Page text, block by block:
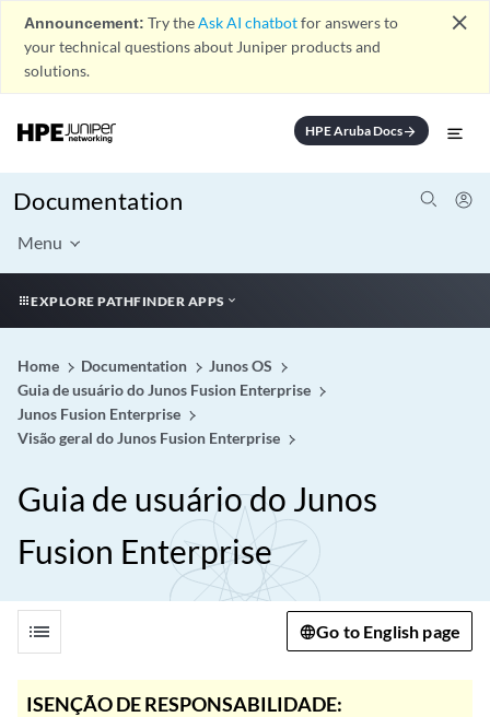
Announcement: Try theAsk AI chatbotfor answers to
your technical questions about Juniper products and
solutions.
close
HPE Aruba Docsarrow_forward
Documentation
Menu
EXPLORE PATHFINDER APPS
Home Documentation
Junos OS
Guia de usuário do Junos Fusion Enterprise
Junos Fusion Enterprise
Visão geral do Junos Fusion Enterprise
Guia de usuário do Junos
Fusion Enterprise
list Go to English page
ISENÇÃO DE RESPONSABILIDADE: